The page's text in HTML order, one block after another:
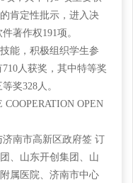
肯定性批示，进入决
著作权191项。
能，积极组织学生参
人获奖，其中特等奖
奖328人。
OPEN
南市高新区政府签 订
、山东开创集团、山
属医院、济南市中心